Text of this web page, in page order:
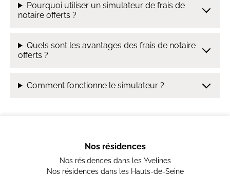
Pourquoi utiliser un simulateur de frais de
notaire offerts ?
Quels sont les avantages des frais de notaire
offerts ?
Comment fonctionne le simulateur ?
Nos résidences
Nos résidences dans les Yvelines
Nos résidences dans les Hauts-de-Seine